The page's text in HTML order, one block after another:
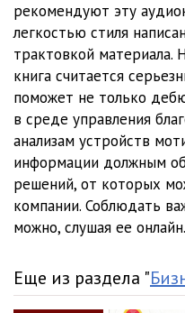
02_04 Правило взаимного
02_05 Правило взаимного
неравноценный обмен
02_06 Взаимные уступки
02_07 Отказ-затем-
02_08 Взаимные уступки,
02_09 Будь ты проклят,
если не сделаешь
02_10 Вот моя кровь,
рекомендуют эту
легкостью стиля
трактовкой материала.
книга считается
поможет не только
в среде управления
анализам устройств
информации должным
решений, от которых
компании. Соблюдать
можно, слушая ее онлайн.
Еще из раздела "